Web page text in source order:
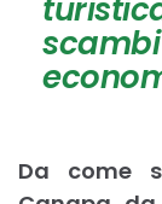
Da come